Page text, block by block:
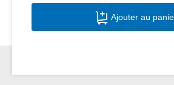
Ajouter au